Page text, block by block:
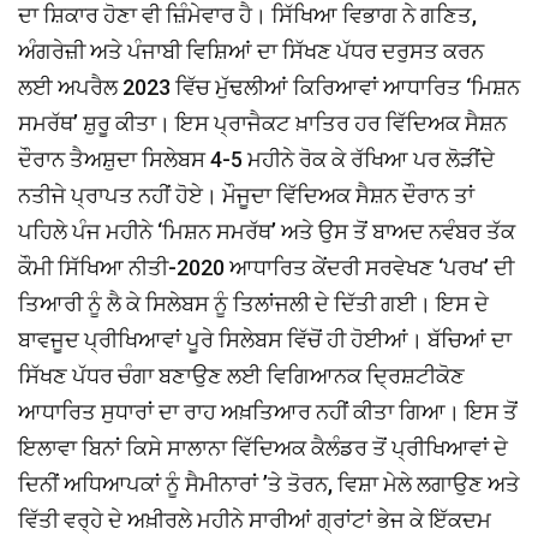
ਦਾ ਸ਼ਿਕਾਰ ਹੋਣਾ ਵੀ ਜ਼ਿੰਮੇਵਾਰ ਹੈ। ਸਿੱਖਿਆ ਵਿਭਾਗ ਨੇ ਗਣਿਤ,
ਅੰਗਰੇਜ਼ੀ ਅਤੇ ਪੰਜਾਬੀ ਵਿਸ਼ਿਆਂ ਦਾ ਸਿੱਖਣ ਪੱਧਰ ਦਰੁਸਤ ਕਰਨ
ਲਈ ਅਪਰੈਲ 2023 ਵਿੱਚ ਮੁੱਢਲੀਆਂ ਕਿਰਿਆਵਾਂ ਆਧਾਰਿਤ ‘ਮਿਸ਼ਨ
ਸਮਰੱਥ’ ਸ਼ੁਰੂ ਕੀਤਾ। ਇਸ ਪ੍ਰਾਜੈਕਟ ਖ਼ਾਤਿਰ ਹਰ ਵਿੱਦਿਅਕ ਸੈਸ਼ਨ
ਦੌਰਾਨ ਤੈਅਸ਼ੁਦਾ ਸਿਲੇਬਸ 4-5 ਮਹੀਨੇ ਰੋਕ ਕੇ ਰੱਖਿਆ ਪਰ ਲੋੜੀਂਦੇ
ਨਤੀਜੇ ਪ੍ਰਾਪਤ ਨਹੀਂ ਹੋਏ। ਮੌਜੂਦਾ ਵਿੱਦਿਅਕ ਸੈਸ਼ਨ ਦੌਰਾਨ ਤਾਂ
ਪਹਿਲੇ ਪੰਜ ਮਹੀਨੇ ‘ਮਿਸ਼ਨ ਸਮਰੱਥ’ ਅਤੇ ਉਸ ਤੋਂ ਬਾਅਦ ਨਵੰਬਰ ਤੱਕ
ਕੌਮੀ ਸਿੱਖਿਆ ਨੀਤੀ-2020 ਆਧਾਰਿਤ ਕੇਂਦਰੀ ਸਰਵੇਖਣ ‘ਪਰਖ’ ਦੀ
ਤਿਆਰੀ ਨੂੰ ਲੈ ਕੇ ਸਿਲੇਬਸ ਨੂੰ ਤਿਲਾਂਜਲੀ ਦੇ ਦਿੱਤੀ ਗਈ। ਇਸ ਦੇ
ਬਾਵਜੂਦ ਪ੍ਰੀਖਿਆਵਾਂ ਪੂਰੇ ਸਿਲੇਬਸ ਵਿੱਚੋਂ ਹੀ ਹੋਈਆਂ। ਬੱਚਿਆਂ ਦਾ
ਸਿੱਖਣ ਪੱਧਰ ਚੰਗਾ ਬਣਾਉਣ ਲਈ ਵਿਗਿਆਨਕ ਦ੍ਰਿਸ਼ਟੀਕੋਣ
ਆਧਾਰਿਤ ਸੁਧਾਰਾਂ ਦਾ ਰਾਹ ਅਖ਼ਤਿਆਰ ਨਹੀਂ ਕੀਤਾ ਗਿਆ। ਇਸ ਤੋਂ
ਇਲਾਵਾ ਬਿਨਾਂ ਕਿਸੇ ਸਾਲਾਨਾ ਵਿੱਦਿਅਕ ਕੈਲੰਡਰ ਤੋਂ ਪ੍ਰੀਖਿਆਵਾਂ ਦੇ
ਦਿਨੀਂ ਅਧਿਆਪਕਾਂ ਨੂੰ ਸੈਮੀਨਾਰਾਂ ’ਤੇ ਤੋਰਨ, ਵਿਸ਼ਾ ਮੇਲੇ ਲਗਾਉਣ ਅਤੇ
ਵਿੱਤੀ ਵਰ੍ਹੇ ਦੇ ਅਖ਼ੀਰਲੇ ਮਹੀਨੇ ਸਾਰੀਆਂ ਗ੍ਰਾਂਟਾਂ ਭੇਜ ਕੇ ਇੱਕਦਮ